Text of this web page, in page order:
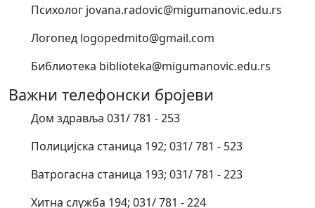
Психолог jovana.radovic@migumanovic.edu.rs
Логопед logopedmito@gmail.com
Библиотека biblioteka@migumanovic.edu.rs
Важни телефонски бројеви
Дом здравља 031/ 781 - 253
Полицијска станица 192; 031/ 781 - 523
Ватрогасна станица 193; 031/ 781 - 223
Хитна служба 194; 031/ 781 - 224